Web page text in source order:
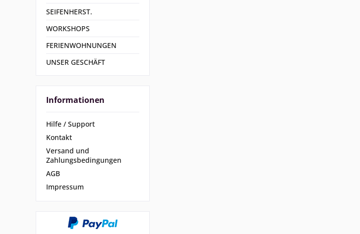
SEIFENHERST.
WORKSHOPS
FERIENWOHNUNGEN
UNSER GESCHÄFT
Informationen
Hilfe / Support
Kontakt
Versand und
Zahlungsbedingungen
AGB
Impressum